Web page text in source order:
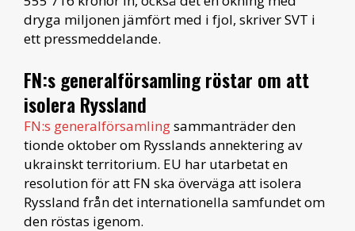
dryga miljonen jämfört med i fjol, skriver SVT i
ett pressmeddelande.
FN:s generalförsamling röstar om att
isolera Ryssland
FN:s generalförsamlingsammanträder den
tionde oktober om Rysslands annektering av
ukrainskt territorium. EU har utarbetat en
resolution för att FN ska överväga att isolera
Ryssland från det internationella samfundet om
den röstas igenom.